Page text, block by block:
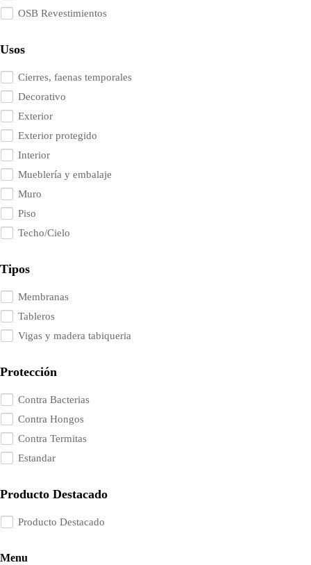
OSB Revestimientos
Usos
Cierres, faenas temporales
Decorativo
Exterior
Exterior protegido
Interior
Mueblería y embalaje
Muro
Piso
Techo/Cielo
Tipos
Membranas
Tableros
Vigas y madera tabiqueria
Protección
Contra Bacterias
Contra Hongos
Contra Termitas
Estandar
Producto Destacado
Producto Destacado
Menu